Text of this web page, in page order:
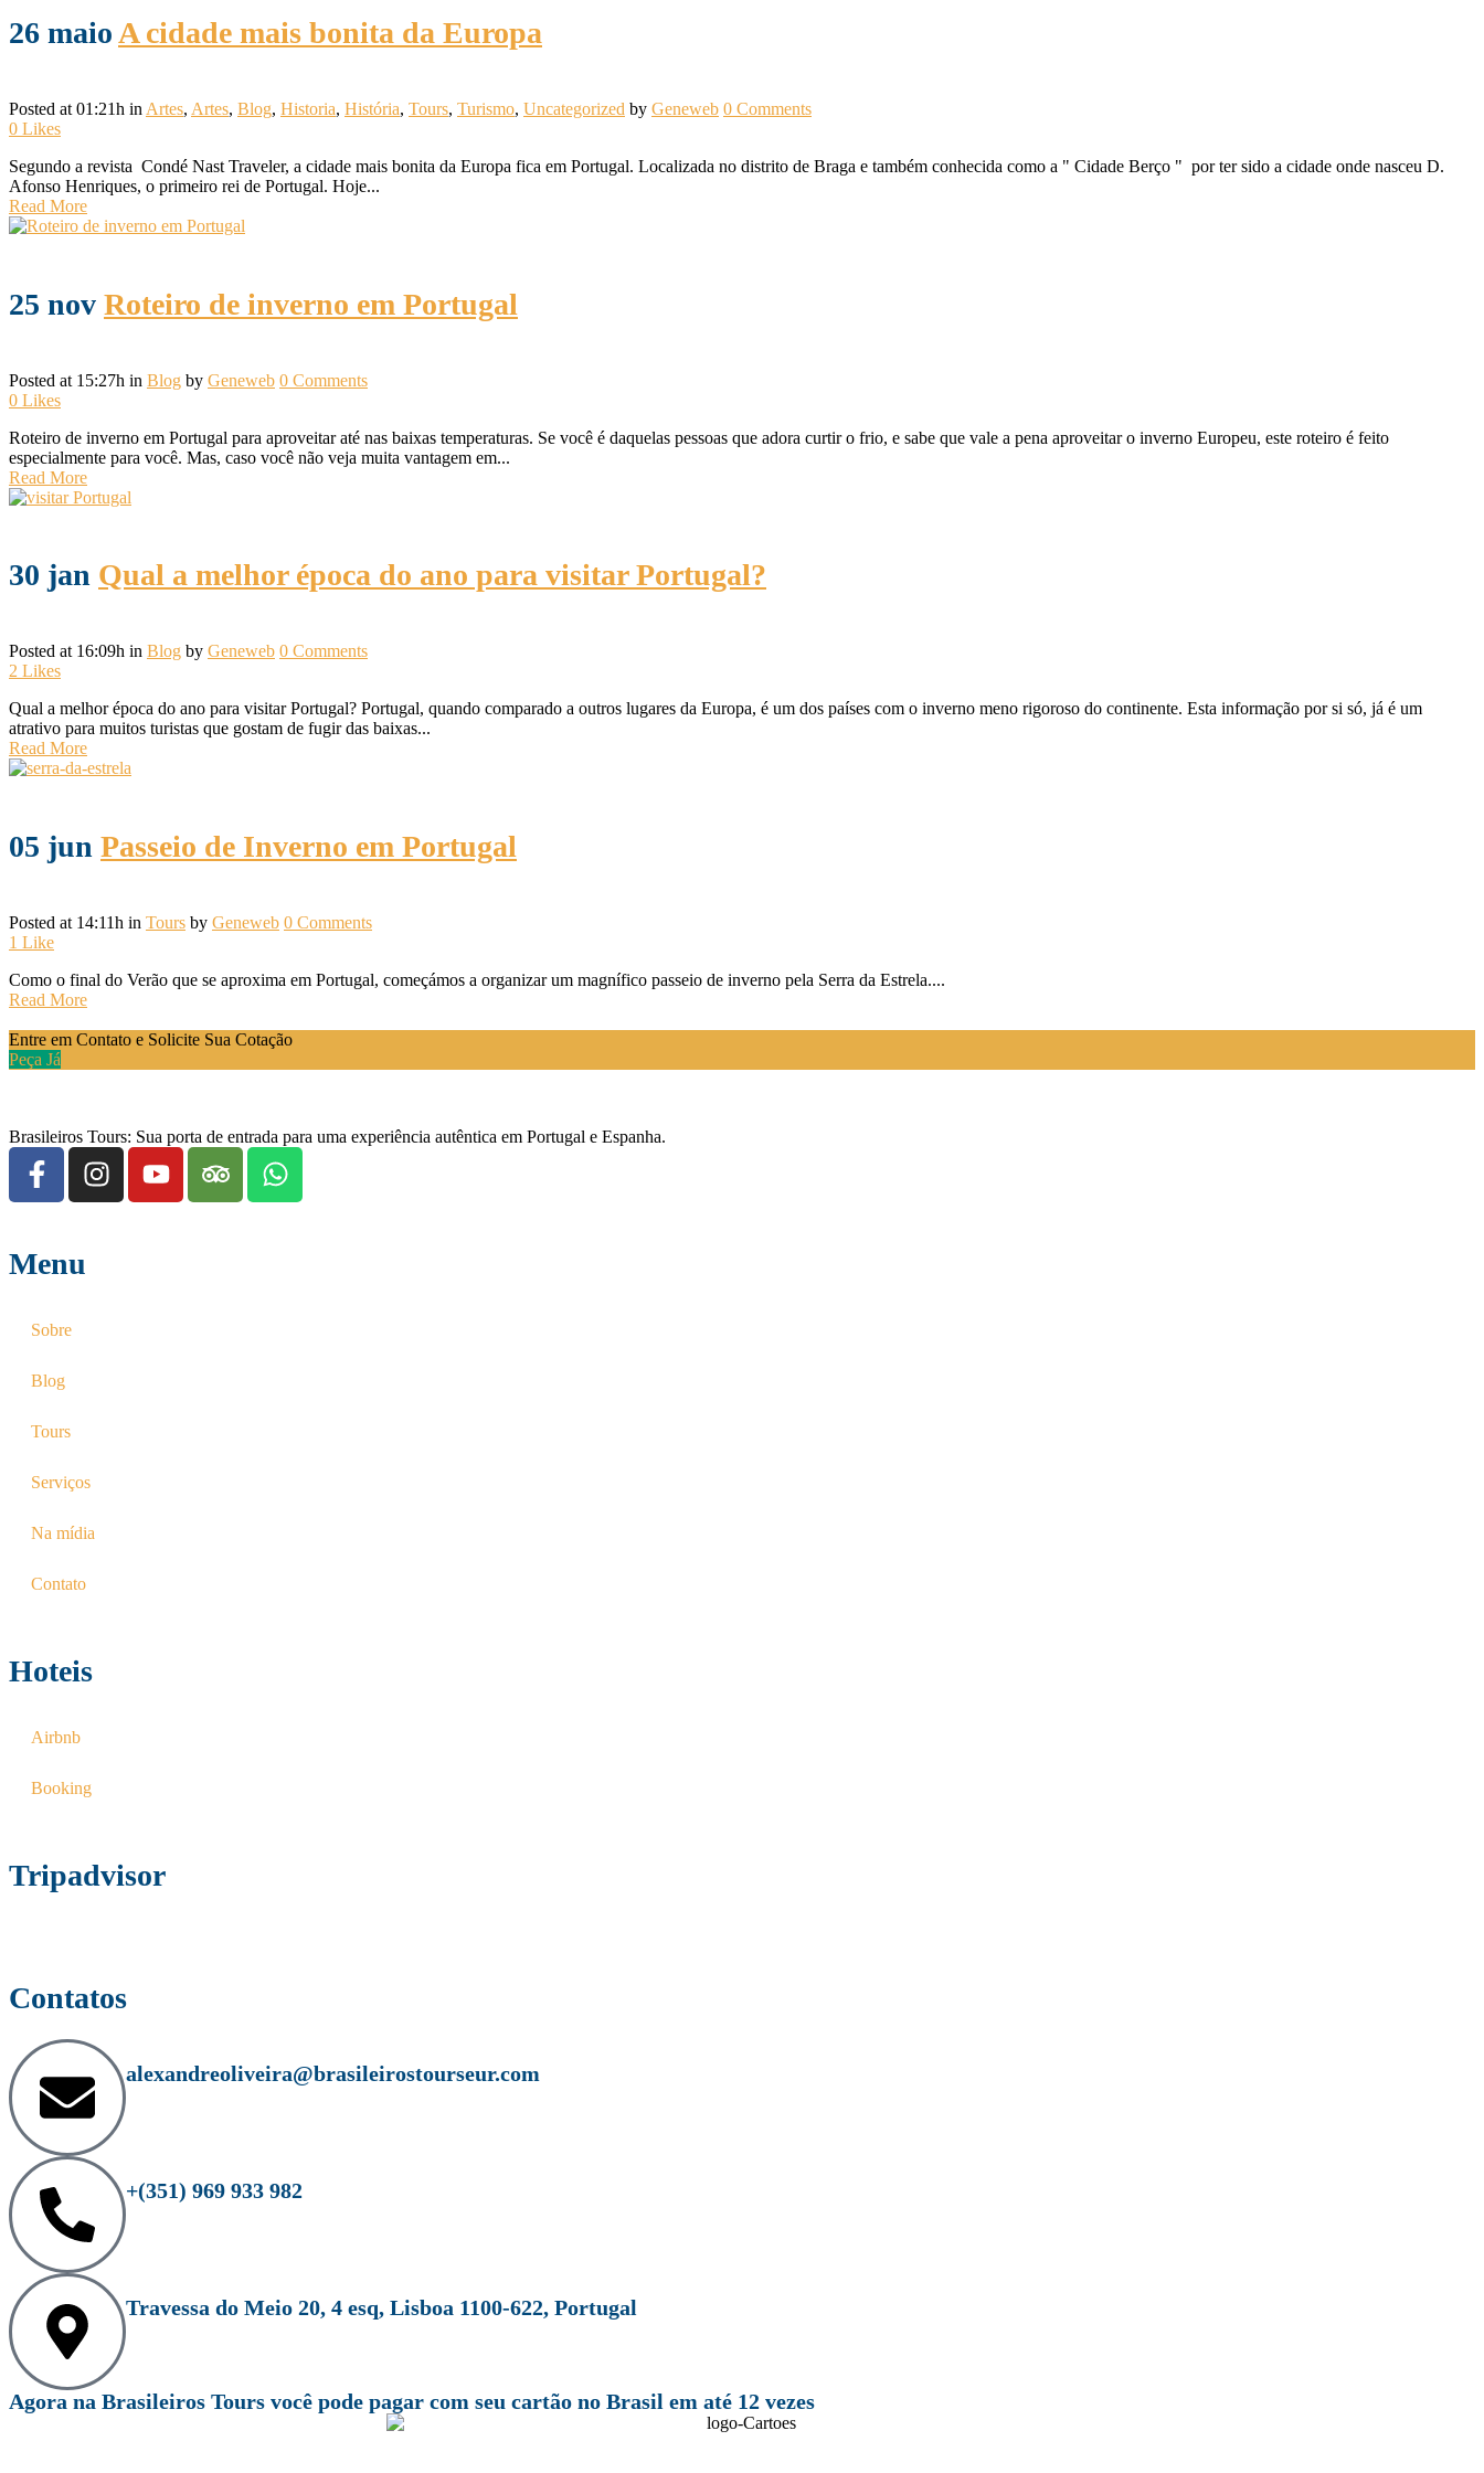
26 maioA cidade mais bonita da Europa
Posted at 01:21h inArtes, Artes, Blog, Historia, História, Tours, Turismo, Uncategorized by Geneweb 0 Comments
0 Likes
Segundo a revista Condé Nast Traveler, a cidade mais bonita da Europa fica em Portugal. Localizada no distrito de Braga e também conhecida como a " Cidade Berço " por ter sido a cidade onde nasceu D.
Afonso Henriques, o primeiro rei de Portugal. Hoje...
Read More
25 nov Roteiro de inverno em Portugal
Posted at 15:27h in Blog by Geneweb 0 Comments
0 Likes
Roteiro de inverno em Portugal para aproveitar até nas baixas temperaturas. Se você é daquelas pessoas que adora curtir o frio, e sabe que vale a pena aproveitar o inverno Europeu, este roteiro é feito
especialmente para você. Mas, caso você não veja muita vantagem em...
Read More
30 jan Qual a melhor época do ano para visitar Portugal?
Posted at 16:09h in Blog by Geneweb 0 Comments
2 Likes
Qual a melhor época do ano para visitar Portugal? Portugal, quando comparado a outros lugares da Europa, é um dos países com o inverno meno rigoroso do continente. Esta informação por si só, já é um
atrativo para muitos turistas que gostam de fugir das baixas...
Read More
05 jun Passeio de Inverno em Portugal
Posted at 14:11h in Tours by Geneweb 0 Comments
1 Like
Como o final do Verão que se aproxima em Portugal, começámos a organizar um magnífico passeio de inverno pela Serra da Estrela....
Read More
Entre em Contato e Solicite Sua Cotação
Peça Já
Brasileiros Tours: Sua porta de entrada para uma experiência autêntica em Portugal e Espanha.
Menu
Sobre
Blog
Tours
Serviços
Na mídia
Contato
Hoteis
Airbnb
Booking
Tripadvisor
Contatos
alexandreoliveira@brasileirostourseur.com
+(351) 969 933 982
Travessa do Meio 20, 4 esq, Lisboa 1100-622, Portugal
Agora na Brasileiros Tours você pode pagar com seu cartão no Brasil em até 12 vezes